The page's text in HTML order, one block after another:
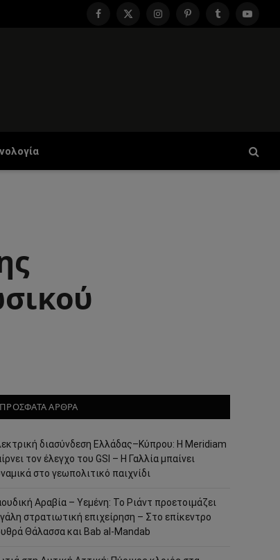
Facebook
X
InstagramPinterestTumblr
ΠΡΟΣΦΑΤΑ ΑΡΘΡΑ
διασύνδεση Ελλάδας–Κύπρου: Η Meridiam
τον έλεγχο του GSI – Η Γαλλία μπαίνει
στο γεωπολιτικό παιχνίδι
Αραβία – Υεμένη: Το Ριάντ προετοιμάζει
στρατιωτική επιχείρηση – Στο επίκεντρο
Θάλασσα και Bab al-Mandab